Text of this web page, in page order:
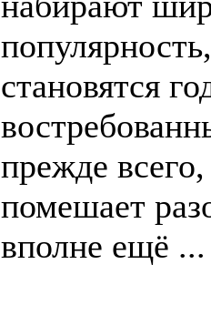
становятся
прежде
помешает
вполне ещё ...